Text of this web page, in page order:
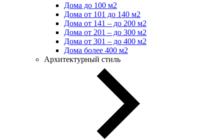
Дома до 100 м2
Дома от 101 до 140 м2
Дома от 141 – до 200 м2
Дома от 201 – до 300 м2
Дома от 301 – до 400 м2
Дома более 400 м2
Архитектурный стиль